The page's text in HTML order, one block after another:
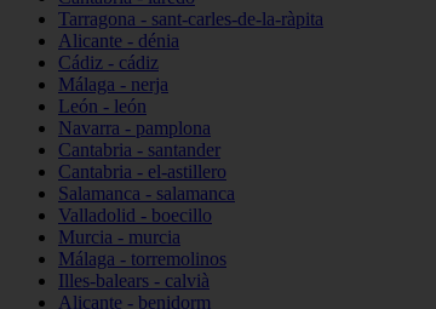
Tarragona - sant-carles-de-la-ràpita
Alicante - dénia
Cádiz - cádiz
Málaga - nerja
León - león
Navarra - pamplona
Cantabria - santander
Cantabria - el-astillero
Salamanca - salamanca
Valladolid - boecillo
Murcia - murcia
Málaga - torremolinos
Illes-balears - calvià
Alicante - benidorm